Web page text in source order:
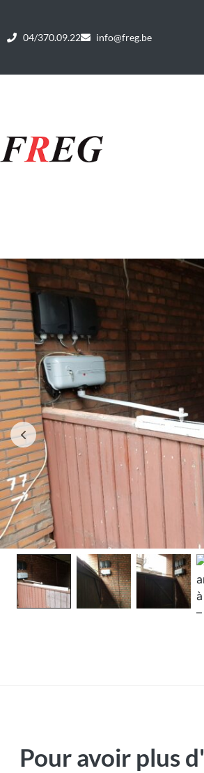
04/370.09.22 info@freg.be
Pour avoir plus